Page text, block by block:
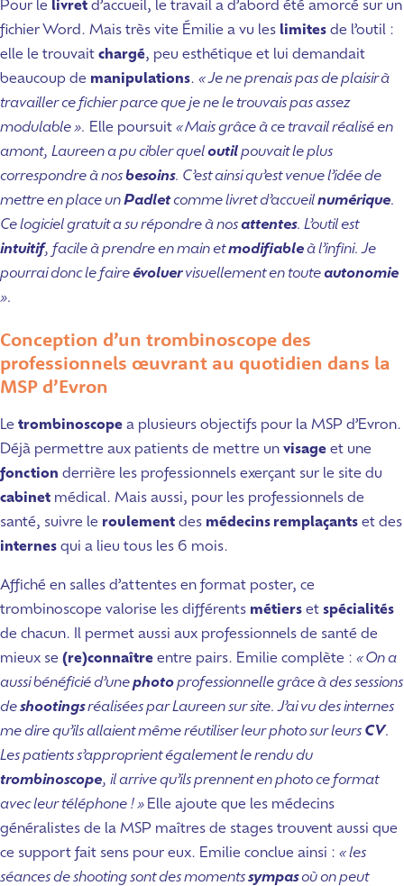
Pour le livret d’accueil, le travail a d’abord été amorcé sur un
fichier Word. Mais très vite Émilie a vu les limites de l’outil :
elle le trouvait chargé, peu esthétique et lui demandait
beaucoup de manipulations. « Je ne prenais pas de plaisir à
travailler ce fichier parce que je ne le trouvais pas assez
modulable ». Elle poursuit « Mais grâce à ce travail réalisé en
amont, Laureen a pu cibler queloutilpouvait le plus
correspondre à nosbesoins. C’est ainsi qu’est venue l’idée de
mettre en place unPadletcomme livret d’accueilnumérique.
Ce logiciel gratuit a su répondre à nosattentes. L’outil est
intuitif, facile à prendre en main etmodifiableà l’infini. Je
pourrai donc le faireévoluervisuellement en touteautonomie
».
Conception d’un trombinoscope des
professionnels œuvrant au quotidien dans la
MSP d’Evron
Le trombinoscope a plusieurs objectifs pour la MSP d’Evron.
Déjà permettre aux patients de mettre un visage et une
fonction derrière les professionnels exerçant sur le site du
cabinet médical. Mais aussi, pour les professionnels de
santé, suivre le roulement des médecins remplaçants et des
internes qui a lieu tous les 6 mois.
Affiché en salles d’attentes en format poster, ce
trombinoscope valorise les différents métiers et spécialités
de chacun. Il permet aussi aux professionnels de santé de
mieux se (re)connaître entre pairs. Emilie complète : « On a
aussi bénéficié d’unephotoprofessionnelle grâce à des sessions
deshootingsréalisées par Laureen sur site. J’ai vu des internes
me dire qu’ils allaient même réutiliser leur photo sur leurs CV.
Les patients s’approprient également le rendu du
trombinoscope, il arrive qu’ils prennent en photo ce format
avec leur téléphone ! » Elle ajoute que les médecins
généralistes de la MSP maîtres de stages trouvent aussi que
ce support fait sens pour eux. Emilie conclue ainsi : « les
séances de shooting sont des momentssympasoù on peut